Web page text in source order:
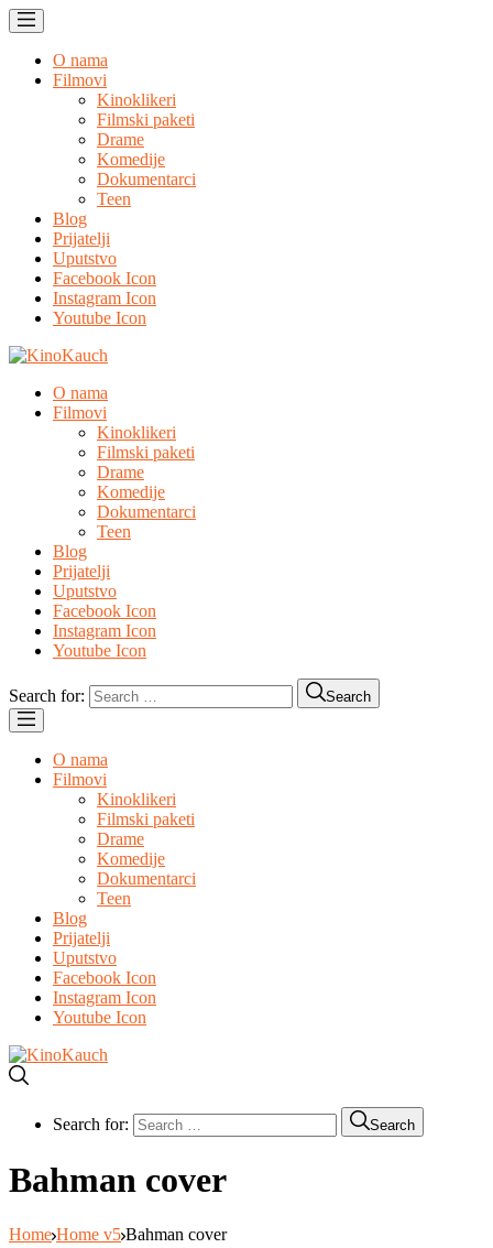
O nama
Filmovi
Kinoklikeri
Filmski paketi
Drame
Komedije
Dokumentarci
Teen
Blog
Prijatelji
Uputstvo
Facebook Icon
Instagram Icon
Youtube Icon
O nama
Filmovi
Kinoklikeri
Filmski paketi
Drame
Komedije
Dokumentarci
Teen
Blog
Prijatelji
Uputstvo
Facebook Icon
Instagram Icon
Youtube Icon
Search for: Search
O nama
Filmovi
Kinoklikeri
Filmski paketi
Drame
Komedije
Dokumentarci
Teen
Blog
Prijatelji
Uputstvo
Facebook Icon
Instagram Icon
Youtube Icon
Search for: Search
Bahman cover
Home Home v5 Bahman cover